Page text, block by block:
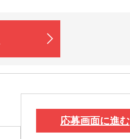
応募画面に進む